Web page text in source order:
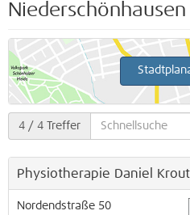
Niederschönhausen
4 / 4 Treffer
Physiotherapie Daniel Krout
Nordendstraße 50